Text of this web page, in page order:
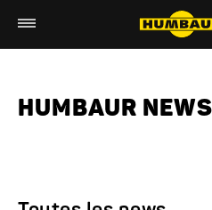
HUMBAUR NEWS